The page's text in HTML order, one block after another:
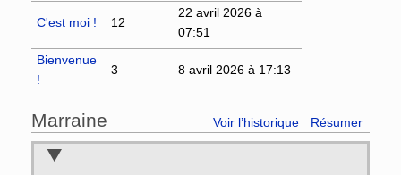
C'est moi ! 12
22 avril 2026 à
07:51
Bienvenue
!
3 8 avril 2026 à 17:13
Marraine Voir l’historique Résumer